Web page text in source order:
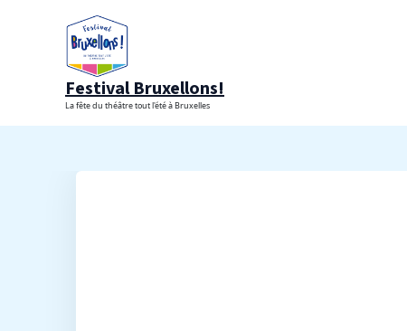
Festival Bruxellons!
La fête du théâtre tout l'été à Bruxelles